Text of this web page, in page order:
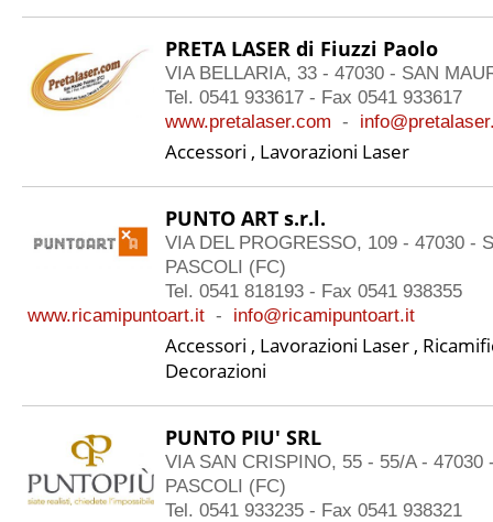
PRETA LASER di Fiuzzi Paolo
VIA BELLARIA, 33 - 47030 - SAN
Tel. 0541 933617 - Fax 0541 933617
www.pretalaser.com -
Accessori , Lavorazioni Laser
PUNTO ART s.r.l.
VIA DEL PROGRESSO, 109 - 47030 -
PASCOLI (FC)
Tel. 0541 818193 - Fax 0541 938355
www.ricamipuntoart.it - info@ricamipuntoart.it
Accessori , Lavorazioni Laser ,
Decorazioni
PUNTO PIU' SRL
VIA SAN CRISPINO, 55 - 55/A - 47030
PASCOLI (FC)
Tel. 0541 933235 - Fax 0541 938321